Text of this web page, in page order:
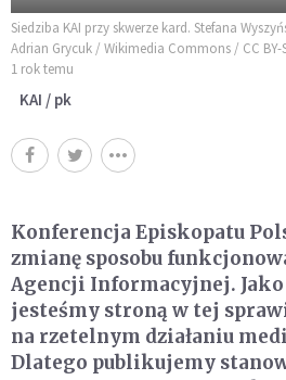
Siedziba KAI przy skwerze kard. Stefana
Adrian Grycuk / Wikimedia Commons / CC BY-
1 rok temu
KAI / pk
Konferencja Episkopatu
zmianę sposobu
Agencji Informacyjnej.
jesteśmy stroną w tej
na rzetelnym działaniu
Dlatego publikujemy